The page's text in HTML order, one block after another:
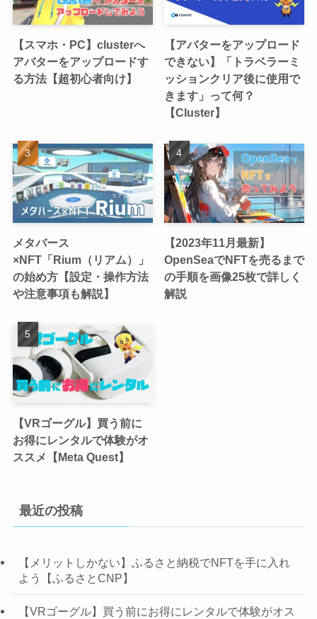
【スマホ・PC】clusterへ
アバターをアップロードす
る方法【超初心者向け】
【アバターをアップロード
できない】「トラベラーミ
ッションクリア後に使用で
きます」って何？
【Cluster】
メタバース
×NFT「Rium（リアム）」
の始め方【設定・操作方法
や注意事項も解説】
【2023年11月最新】
OpenSeaでNFTを売るまで
の手順を画像25枚で詳しく
解説
【VRゴーグル】買う前に
お得にレンタルで体験がオ
ススメ【Meta Quest】
最近の投稿
【メリットしかない】ふるさと納税でNFTを手に入れ
よう【ふるさとCNP】
【VRゴーグル】買う前にお得にレンタルで体験がオス